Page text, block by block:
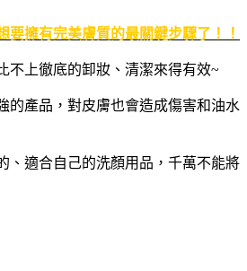
要擁有完美膚質的最關鍵步驟了！！
不上徹底的卸妝、清潔來得有效~
的產品，對皮膚也會造成傷害和油水
、適合自己的洗顏用品，千萬不能將